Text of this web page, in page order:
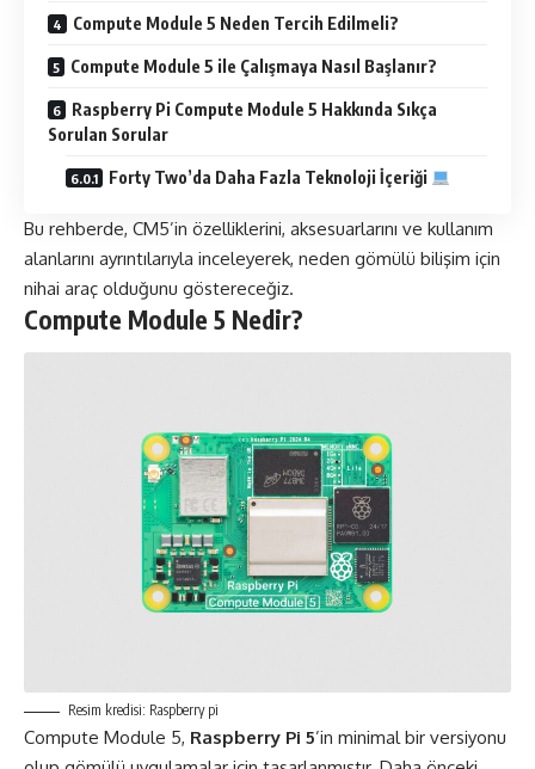
Compute Module 5 Neden Tercih Edilmeli?
Compute Module 5 ile Çalışmaya Nasıl Başlanır?
Raspberry Pi Compute Module 5 Hakkında Sıkça
Sorulan Sorular
Forty Two’da Daha Fazla Teknoloji İçeriği
Bu rehberde, CM5’in özelliklerini, aksesuarlarını ve kullanım
alanlarını ayrıntılarıyla inceleyerek, neden gömülü bilişim için
nihai araç olduğunu göstereceğiz.
Compute Module 5 Nedir?
Resim kredisi: Raspberry pi
Compute Module 5, Raspberry Pi 5’in minimal bir versiyonu